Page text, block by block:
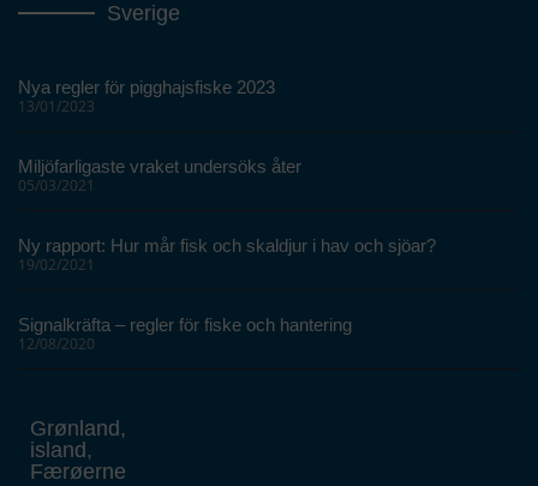
Sverige
Nya regler för pigghajsfiske 2023
13/01/2023
Miljöfarligaste vraket undersöks åter
05/03/2021
Ny rapport: Hur mår fisk och skaldjur i hav och sjöar?
19/02/2021
Signalkräfta – regler för fiske och hantering
12/08/2020
Grønland,
island,
Færøerne